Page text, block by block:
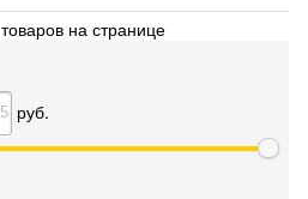
товаров на странице
руб.